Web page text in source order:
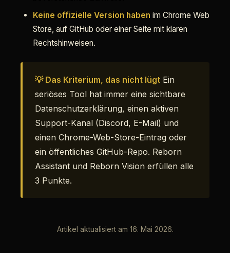
Keine offizielle Version haben im Chrome Web
Store, auf GitHub oder einer Seite mit klaren
Rechtshinweisen.
💡 Das Kriterium, das nicht lügt Ein
seriöses Tool hat immer eine sichtbare
Datenschutzerklärung, einen aktiven
Support-Kanal (Discord, E-Mail) und
einen Chrome-Web-Store-Eintrag oder
ein öffentliches GitHub-Repo. Reborn
Assistant und Reborn Vision erfüllen alle
3 Punkte.
Artikel aktualisiert am 16. Mai 2026.